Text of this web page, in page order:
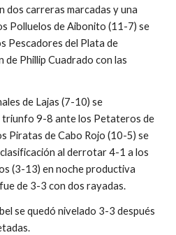
dos carreras marcadas y una
Polluelos de Aibonito (11-7) se
Pescadores del Plata de
Phillip Cuadrado con las
de Lajas (7-10) se
triunfo 9-8 ante los Petateros de
Piratas de Cabo Rojo (10-5) se
al derrotar 4-1 a los
(3-13) en noche productiva
de 3-3 con dos rayadas.
se quedó nivelado 3-3 después